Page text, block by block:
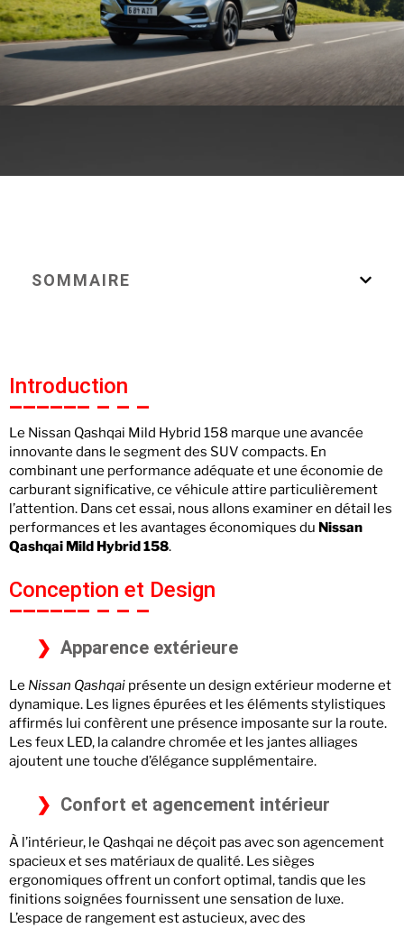
SOMMAIRE
Introduction
Le Nissan Qashqai Mild Hybrid 158 marque une avancée
innovante dans le segment des SUV compacts. En
combinant une performance adéquate et une économie de
carburant significative, ce véhicule attire particulièrement
l’attention. Dans cet essai, nous allons examiner en détail les
performances et les avantages économiques du Nissan
Qashqai Mild Hybrid 158.
Conception et Design
Apparence extérieure
Le Nissan Qashqai présente un design extérieur moderne et
dynamique. Les lignes épurées et les éléments stylistiques
affirmés lui confèrent une présence imposante sur la route.
Les feux LED, la calandre chromée et les jantes alliages
ajoutent une touche d’élégance supplémentaire.
Confort et agencement intérieur
À l’intérieur, le Qashqai ne déçoit pas avec son agencement
spacieux et ses matériaux de qualité. Les sièges
ergonomiques offrent un confort optimal, tandis que les
finitions soignées fournissent une sensation de luxe.
L’espace de rangement est astucieux, avec des